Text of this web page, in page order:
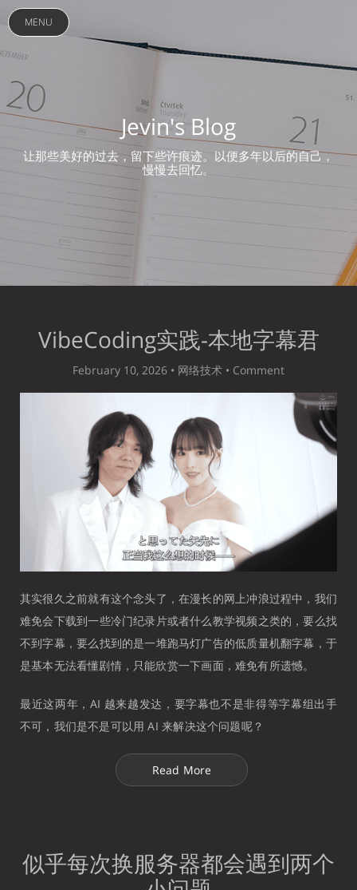
MENU
Jevin's Blog
让那些美好的过去，留下些许痕迹。以便多年以后的自己，
慢慢去回忆。
VibeCoding实践-本地字幕君
February 10, 2026 • 网络技术 • Comment
其实很久之前就有这个念头了，在漫长的网上冲浪过程中，我们
难免会下载到一些冷门纪录片或者什么教学视频之类的，要么找
不到字幕，要么找到的是一堆跑马灯广告的低质量机翻字幕，于
是基本无法看懂剧情，只能欣赏一下画面，难免有所遗憾。
最近这两年，AI 越来越发达，要字幕也不是非得等字幕组出手
不可，我们是不是可以用 AI 来解决这个问题呢？
Read More
似乎每次换服务器都会遇到两个